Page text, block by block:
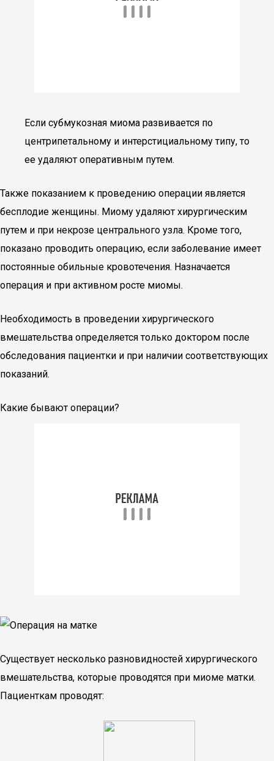
Если субмукозная миома развивается по
центрипетальному и интерстициальному типу, то
ее удаляют оперативным путем.
Также показанием к проведению операции является
бесплодие женщины. Миому удаляют хирургическим
путем и при некрозе центрального узла. Кроме того,
показано проводить операцию, если заболевание имеет
постоянные обильные кровотечения. Назначается
операция и при активном росте миомы.
Необходимость в проведении хирургического
вмешательства определяется только доктором после
обследования пациентки и при наличии соответствующих
показаний.
Какие бывают операции?
Существует несколько разновидностей хирургического
вмешательства, которые проводятся при миоме матки.
Пациенткам проводят: